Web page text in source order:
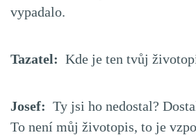
vypadalo.
Tazatel: Kde je ten tvůj
Josef: Ty jsi ho nedostal?
To není můj životopis, to je